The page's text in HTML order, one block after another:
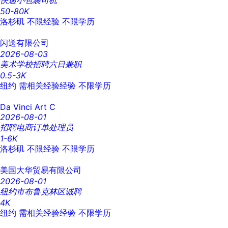
50-80K
洛杉矶 不限经验 不限学历
闪送有限公司
2026-08-03
美术学校招聘六日兼职
0.5-3K
纽约 需相关经验经验 不限学历
Da Vinci Art C
2026-08-01
招聘电商订单处理员
1-6K
洛杉矶 不限经验 不限学历
美国大华贸易有限公司
2026-08-01
纽约市布鲁克林区诚聘
4K
纽约 需相关经验经验 不限学历